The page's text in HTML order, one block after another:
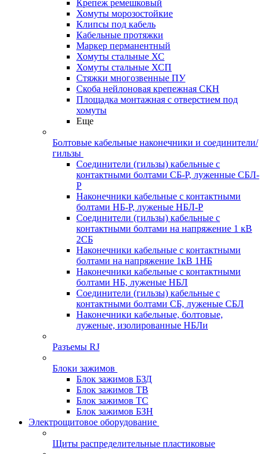
Крепеж ремешковый
Хомуты морозостойкие
Клипсы под кабель
Кабельные протяжки
Маркер перманентный
Хомуты стальные ХС
Хомуты стальные ХСП
Стяжки многозвенные ПУ
Скоба нейлоновая крепежная СКН
Площадка монтажная с отверстием под
хомуты
Еще
Болтовые кабельные наконечники и соединители/
гильзы
Соединители (гильзы) кабельные с
контактными болтами СБ-Р, луженные СБЛ-
Р
Наконечники кабельные с контактными
болтами НБ-Р, луженые НБЛ-Р
Соединители (гильзы) кабельные с
контактными болтами на напряжение 1 кВ
2СБ
Наконечники кабельные с контактными
болтами на напряжение 1кВ 1НБ
Наконечники кабельные с контактными
болтами НБ, луженые НБЛ
Соединители (гильзы) кабельные с
контактными болтами СБ, луженые СБЛ
Наконечники кабельные, болтовые,
луженые, изолированные НБЛи
Разъемы RJ
Блоки зажимов
Блок зажимов БЗД
Блок зажимов ТВ
Блок зажимов ТС
Блок зажимов БЗН
Электрощитовое оборудование
Щиты распределительные пластиковые